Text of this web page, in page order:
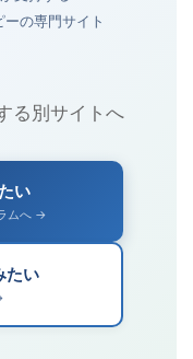
の専門サイト
る別サイトへ
い
ムへ →
たい